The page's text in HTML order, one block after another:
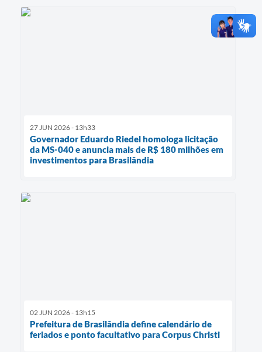
27 JUN 2026 - 13h33
Governador Eduardo Riedel homologa licitação
da MS-040 e anuncia mais de R$ 180 milhões em
investimentos para Brasilândia
02 JUN 2026 - 13h15
Prefeitura de Brasilândia define calendário de
feriados e ponto facultativo para Corpus Christi